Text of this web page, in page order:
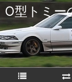
O型トミー